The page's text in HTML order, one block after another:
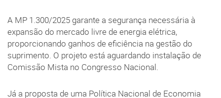
A MP 1.300/2025 garante a segurança necessária à
expansão do mercado livre de energia elétrica,
proporcionando ganhos de eficiência na gestão do
suprimento. O projeto está aguardando instalação de
Comissão Mista no Congresso Nacional.
Já a proposta de uma Política Nacional de Economia